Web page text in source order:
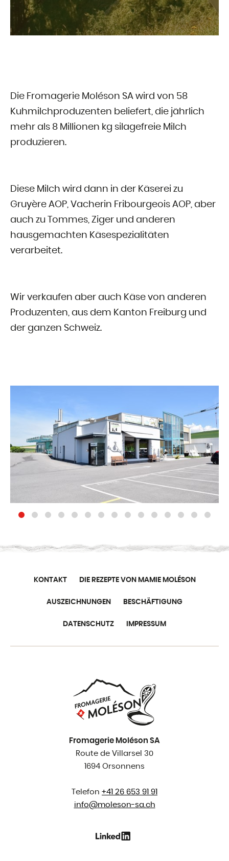
Die Fromagerie Moléson SA wird von 58
Kuhmilchproduzenten beliefert, die jährlich
mehr als 8 Millionen kg silagefreie Milch
produzieren.
Diese Milch wird dann in der Käserei zu
Gruyère AOP, Vacherin Fribourgeois AOP, aber
auch zu Tommes, Ziger und anderen
hausgemachten Käsespezialitäten
verarbeitet.
Wir verkaufen aber auch Käse von anderen
Produzenten, aus dem Kanton Freiburg und
der ganzen Schweiz.
Fromagerie Moléson SA
Route de Villarsel 30
1694 Orsonnens
Telefon +41 26 653 91 91
info@moleson-sa.ch
KONTAKT DIE REZEPTE VON MAMIE MOLÉSON
AUSZEICHNUNGEN BESCHÄFTIGUNG
DATENSCHUTZ IMPRESSUM